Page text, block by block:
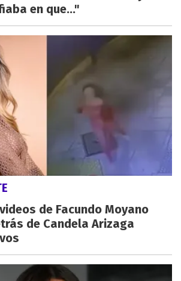
en que..."
de Facundo Moyano
de Candela Arizaga